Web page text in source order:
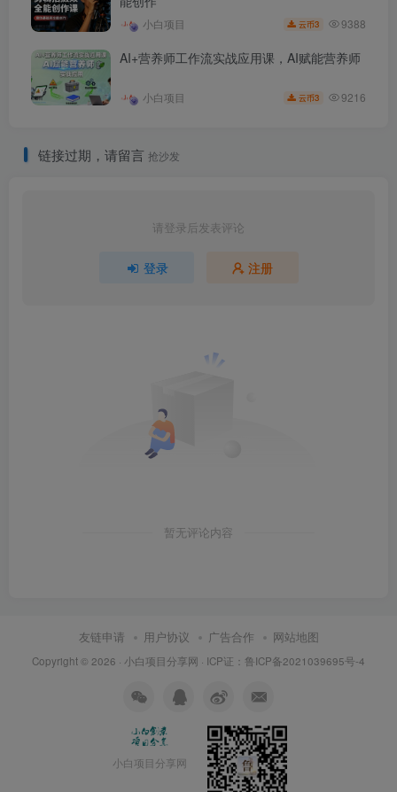
小白项目 云币3 9388
AI+营养师工作流实战应用课，AI赋能营养师
小白项目 云币3 9216
链接过期，请留言 抢沙发
请登录后发表评论
登录 注册
暂无评论内容
友链申请 用户协议 广告合作 网站地图
Copyright © 2026 · 小白项目分享网 · ICP证： 鲁ICP备2021039695号-4
小白项目分享网